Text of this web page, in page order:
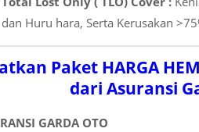
dan Huru hara, Serta Kerusakan
Paket HARGA
dari Asuransi
GARDA OTO